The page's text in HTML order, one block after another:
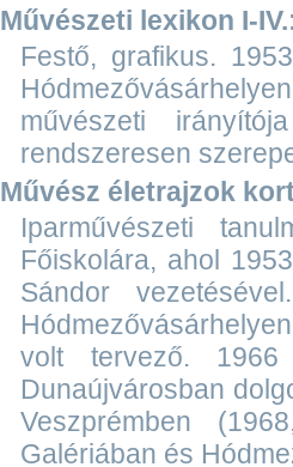
Művészeti lexikon I-
Festő, grafikus.
művészeti
rendszeresen
Művész életrajzok
Iparművészeti
Főiskolára, ahol
Sándor
volt tervező. 1966
Dunaújvárosban
Veszprémben
Galériában és